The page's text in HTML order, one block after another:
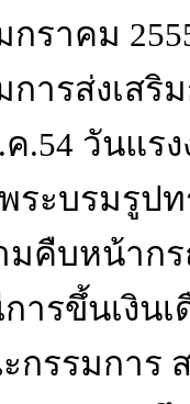
กราคม
การส่งเสริ
ค.54 วันแร
ระบรมรูป
มคืบหน้าก
ารขึ้นเงิน
กรรมการ